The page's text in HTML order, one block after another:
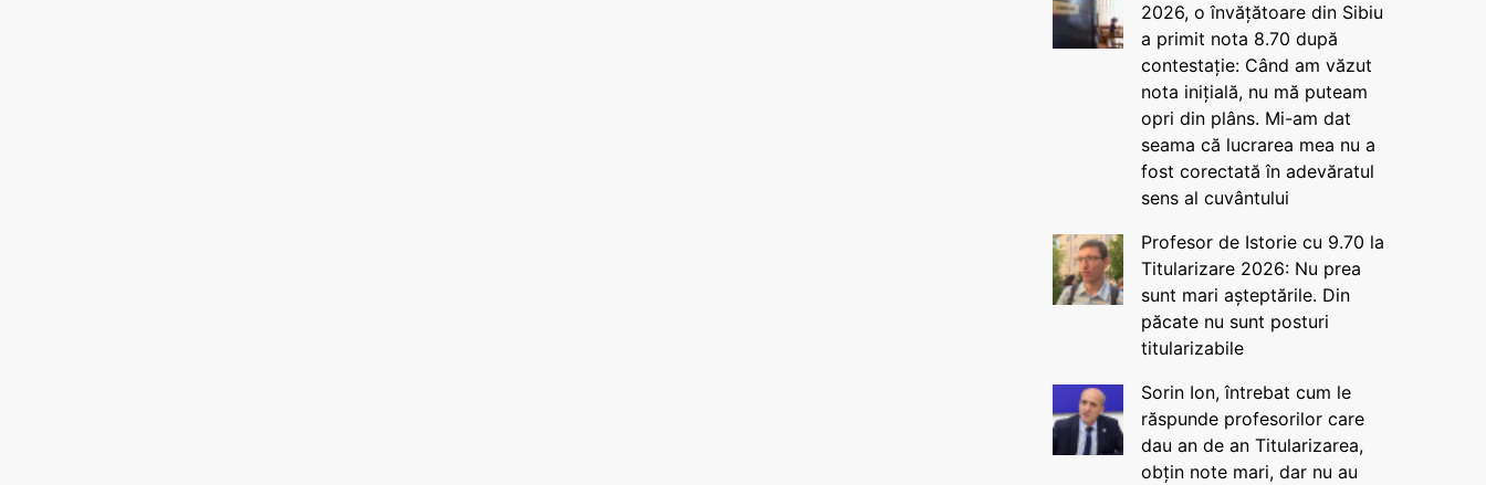
2026, o învățătoare din Sibiu
a primit nota 8.70 după
contestație: Când am văzut
nota inițială, nu mă puteam
opri din plâns. Mi-am dat
seama că lucrarea mea nu a
fost corectată în adevăratul
sens al cuvântului
Profesor de Istorie cu 9.70 la
Titularizare 2026: Nu prea
sunt mari așteptările. Din
păcate nu sunt posturi
titularizabile
Sorin Ion, întrebat cum le
răspunde profesorilor care
dau an de an Titularizarea,
obțin note mari, dar nu au